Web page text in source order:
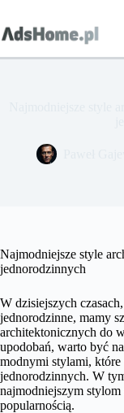
treści
Najmodniejsze style
jednorodzinnych
W dzisiejszych
jednorodzinne, mamy
architektonicznych do
upodobań, warto być
modnymi stylami,
jednorodzinnych. W
najmodniejszym
popularnością.